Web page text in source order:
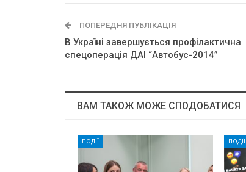
ПОПЕРЕДНЯ ПУБЛІКАЦІЯ
В Україні завершується профілактична
спецоперація ДАІ “Автобус-2014”
ВАМ ТАКОЖ МОЖЕ СПОДОБАТИСЯ
ПОДІЇ ПОДІЇ